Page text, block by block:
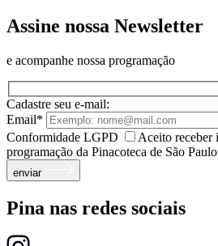
Assine nossa Newsletter
e acompanhe nossa programação
Cadastre seu e-mail:
Email*
Conformidade LGPD
Aceito receber
programação da Pinacoteca de São Paulo
enviar
Pina nas redes sociais